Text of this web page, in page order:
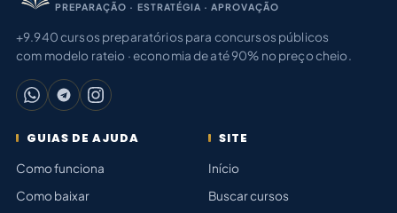
PREPARAÇÃO · ESTRATÉGIA · APROVAÇÃO
+9.940 cursos preparatórios para concursos públicos
com modelo rateio · economia de até 90% no preço cheio.
GUIAS DE AJUDA
Como funciona
Como baixar
SITE
Início
Buscar cursos